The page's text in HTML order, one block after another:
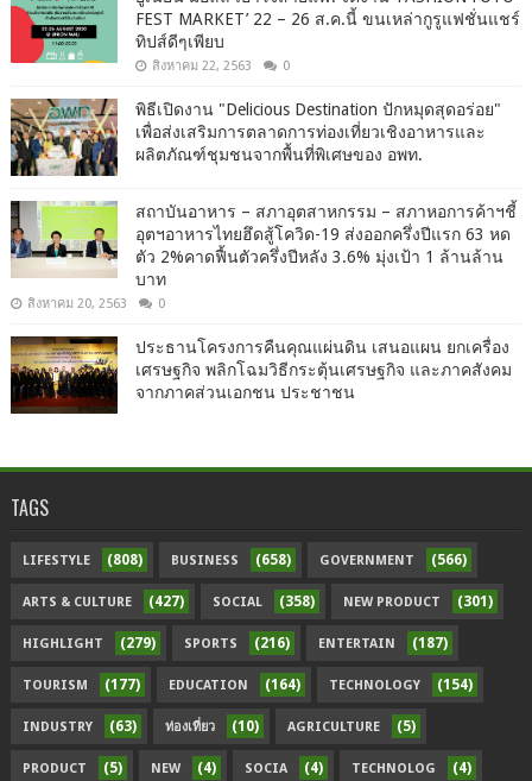
FEST MARKET’ 22 – 26 ส.ค.นี้ ขนเหล่ากูรูแฟชั่นแชร์
ทิปส์ดีๆเพียบ
สิงหาคม 22, 2563 0
พิธีเปิดงาน "Delicious Destination ปักหมุดสุดอร่อย"
เพื่อส่งเสริมการตลาดการท่องเที่ยวเชิงอาหารและ
ผลิตภัณฑ์ชุมชนจากพื้นที่พิเศษของ อพท.
สถาบันอาหาร – สภาอุตสาหกรรม – สภาหอการค้าฯชี้
อุตฯอาหารไทยฮึดสู้โควิด-19 ส่งออกครึ่งปีแรก 63 หด
ตัว 2%คาดฟื้นตัวครึ่งปีหลัง 3.6% มุ่งเป้า 1 ล้านล้าน
บาท
สิงหาคม 20, 2563 0
ประธานโครงการคืนคุณแผ่นดิน เสนอแผน ยกเครื่อง
เศรษฐกิจ พลิกโฉมวิธีกระตุ้นเศรษฐกิจ และภาคสังคม
จากภาคส่วนเอกชน ประชาชน
TAGS
LIFESTYLE (808) BUSINESS (658) GOVERNMENT (566)
ARTS & CULTURE (427) SOCIAL (358) NEW PRODUCT (301)
HIGHLIGHT (279) SPORTS (216) ENTERTAIN (187)
TOURISM (177) EDUCATION (164) TECHNOLOGY (154)
INDUSTRY (63) ท่องเที่ยว (10) AGRICULTURE (5)
PRODUCT (5) NEW (4) SOCIA (4) TECHNOLOG (4)